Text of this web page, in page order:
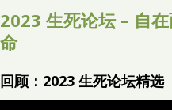
2023 生死论坛 – 自
命
回顾：2023 生死论坛精选